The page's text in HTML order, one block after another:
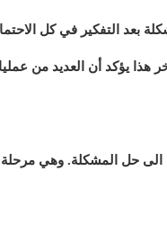
بعد التفكير في كل
هذا يؤكد أن العديد من
الى حل المشكلة. وهي